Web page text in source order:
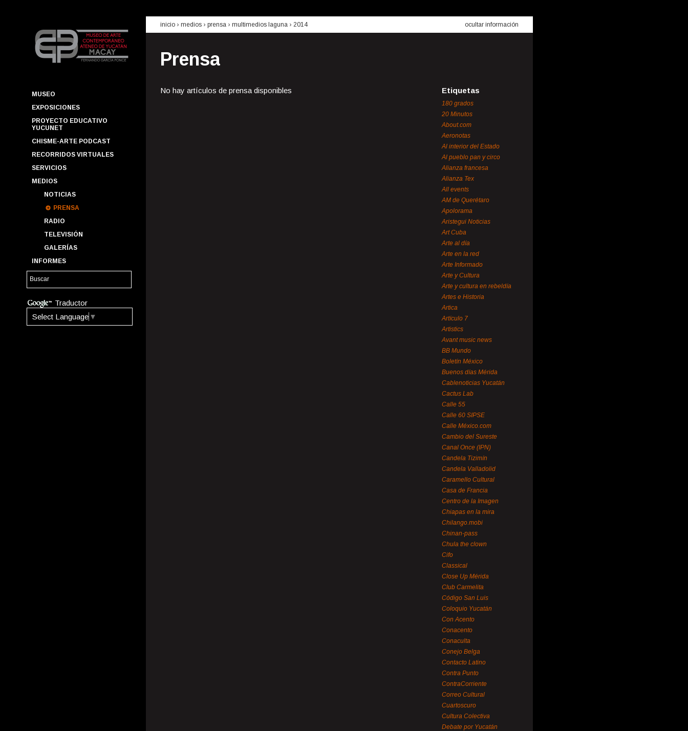
MUSEO
EXPOSICIONES
PROYECTO EDUCATIVO
YUCUNET
CHISME-ARTE PODCAST
RECORRIDOS VIRTUALES
SERVICIOS
MEDIOS
NOTICIAS
PRENSA
RADIO
TELEVISIÓN
GALERÍAS
INFORMES
Traductor
Select Language ▼
inicio › medios › prensa › multimedios laguna › 2014 ocultar información
Prensa
No hay artículos de prensa disponibles Etiquetas
180 grados
20 Minutos
About.com
Aeronotas
Al interior del Estado
Al pueblo pan y circo
Alianza francesa
Alianza Tex
All events
AM de Querétaro
Apolorama
Aristegui Noticias
Art Cuba
Arte al día
Arte en la red
Arte Informado
Arte y Cultura
Arte y cultura en rebeldía
Artes e Historia
Artica
Artículo 7
Artistics
Avant music news
BB Mundo
Boletín México
Buenos días Mérida
Cablenoticias Yucatán
Cactus Lab
Calle 55
Calle 60 SIPSE
Calle México.com
Cambio del Sureste
Canal Once (IPN)
Candela Tizimín
Candela Valladolid
Caramello Cultural
Casa de Francia
Centro de la Imagen
Chiapas en la mira
Chilango.mobi
Chinan-pass
Chula the clown
Cifo
Classical
Close Up Mérida
Club Carmelita
Código San Luis
Coloquio Yucatán
Con Acento
Conacento
Conaculta
Conejo Belga
Contacto Latino
Contra Punto
ContraCorriente
Correo Cultural
Cuartoscuro
Cultura Colectiva
Debate por Yucatán